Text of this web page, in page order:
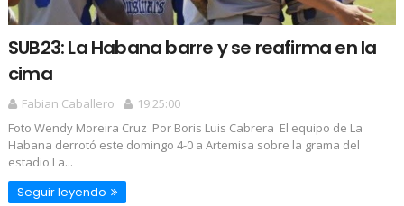
SUB23: La Habana barre y se reafirma en la
cima
Fabian Caballero
19:25:00
Foto Wendy Moreira Cruz Por Boris Luis Cabrera El equipo de La
Habana derrotó este domingo 4-0 a Artemisa sobre la grama del
estadio La...
Seguir leyendo